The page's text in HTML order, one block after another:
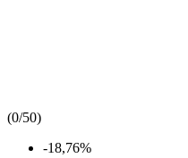
(0/50)
-18,76%